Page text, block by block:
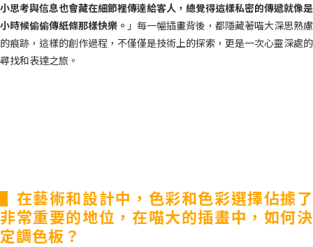
小思考與信息也會藏在細節裡傳達給客人，總覺得這樣私密的傳遞就像是
小時候偷偷傳紙條那樣快樂。 」每一幅插畫背後，都隱藏著喵大深思熟慮
的痕跡，這樣的創作過程，不僅僅是技術上的探索，更是一次心靈深處的
尋找和表達之旅。
▌在藝術和設計中，色彩和色彩選擇佔據了
非常重要的地位，在喵大的插畫中，如何決
定調色板？